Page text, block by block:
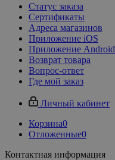
Статус заказа
Сертификаты
Адреса магазинов
Приложение iOS
Приложение Android
Возврат товара
Вопрос-ответ
Где мой заказ
Личный кабинет
Корзина0
Отложенные0
Контактная информация